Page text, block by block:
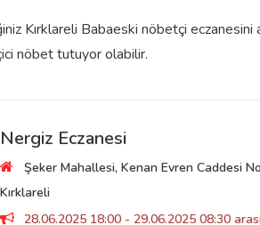
Kırklareli Babaeski nöbetçi
nöbet tutuyor olabilir.
Nergiz Eczanesi
Şeker Mahallesi, Kenan Evren Caddesi
Kırklareli
28.06.2025 18:00 - 29.06.2025 08:30